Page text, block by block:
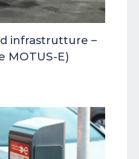
infrastrutture –
MOTUS-E)